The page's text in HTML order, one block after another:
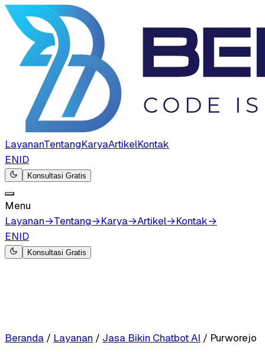
LayananTentangKaryaArtikelKontak
ENID
Konsultasi Gratis
Menu
Layanan→Tentang→Karya→Artikel→Kontak→
ENID
Konsultasi Gratis
Beranda / Layanan / Jasa Bikin Chatbot AI / Purworejo